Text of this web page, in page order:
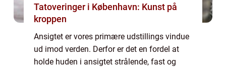
Tatoveringer i København: Kunst på
kroppen
Ansigtet er vores primære udstillings vindue
ud imod verden. Derfor er det en fordel at
holde huden i ansigtet strålende, fast og